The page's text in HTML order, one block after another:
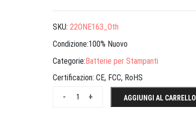
SKU: 22ONE163_Oth
Condizione:100% Nuovo
Categorie:Batterie per Stampanti
Certificazion: CE, FCC, RoHS
+
- AGGIUNGI AL CARRELLO